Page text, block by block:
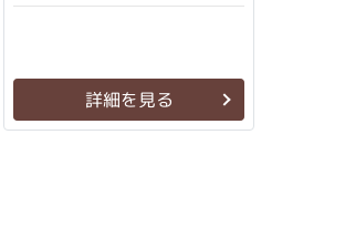
詳細を見る